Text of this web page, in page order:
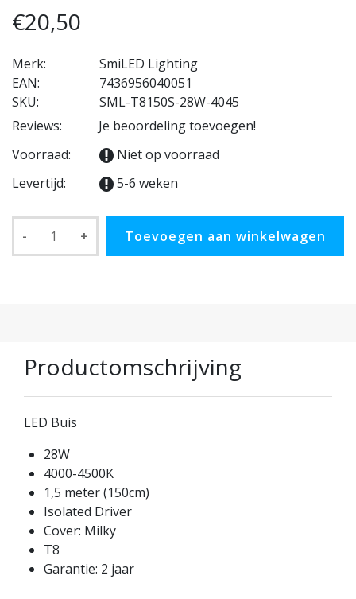
€20,50
Merk:
SmiLED Lighting
EAN:
7436956040051
SKU:
SML-T8150S-28W-4045
Reviews:
Je beoordeling toevoegen!
Voorraad:
Niet op voorraad
Levertijd:
5-6 weken
- + Toevoegen aan winkelwagen
Productomschrijving
LED Buis
28W
4000-4500K
1,5 meter (150cm)
Isolated Driver
Cover: Milky
T8
Garantie: 2 jaar